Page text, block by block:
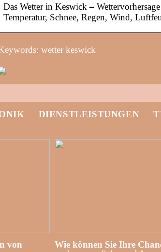
Das Wetter in Keswick –
Temperatur, Schnee, Regen, Wind,
wetter keswick
DIENSTLEISTUNGEN
von
Wie können Sie Ihre